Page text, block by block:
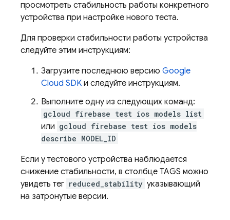
просмотреть стабильность работы конкретного
устройства при настройке нового теста.
Для проверки стабильности работы устройства
следуйте этим инструкциям:
Загрузите последнюю версию Google
Cloud SDK и следуйте инструкциям.
Выполните одну из следующих команд:
gcloud firebase test ios models list
или gcloud firebase test ios models
describe MODEL_ID
Если у тестового устройства наблюдается
снижение стабильности, в столбце TAGS можно
увидеть тег reduced_stability указывающий
на затронутые версии.